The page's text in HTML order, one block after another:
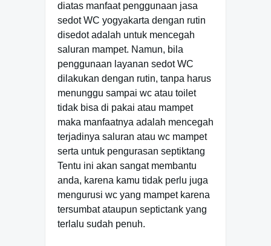
diatas manfaat penggunaan jasa
sedot WC yogyakarta dengan rutin
disedot adalah untuk mencegah
saluran mampet. Namun, bila
penggunaan layanan sedot WC
dilakukan dengan rutin, tanpa harus
menunggu sampai wc atau toilet
tidak bisa di pakai atau mampet
maka manfaatnya adalah mencegah
terjadinya saluran atau wc mampet
serta untuk pengurasan septiktang
Tentu ini akan sangat membantu
anda, karena kamu tidak perlu juga
mengurusi wc yang mampet karena
tersumbat ataupun septictank yang
terlalu sudah penuh.